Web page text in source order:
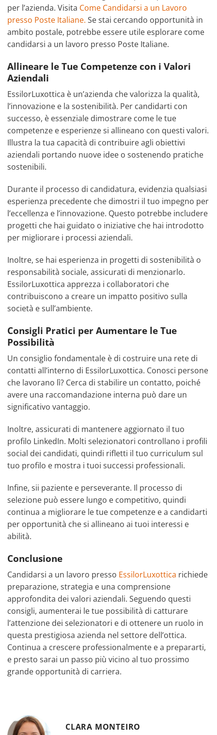
per l’azienda. Visita Come Candidarsi a un Lavoro
presso Poste Italiane. Se stai cercando opportunità in
ambito postale, potrebbe essere utile esplorare come
candidarsi a un lavoro presso Poste Italiane.
Allineare le Tue Competenze con i Valori
Aziendali
EssilorLuxottica è un’azienda che valorizza la qualità,
l’innovazione e la sostenibilità. Per candidarti con
successo, è essenziale dimostrare come le tue
competenze e esperienze si allineano con questi valori.
Illustra la tua capacità di contribuire agli obiettivi
aziendali portando nuove idee o sostenendo pratiche
sostenibili.
Durante il processo di candidatura, evidenzia qualsiasi
esperienza precedente che dimostri il tuo impegno per
l’eccellenza e l’innovazione. Questo potrebbe includere
progetti che hai guidato o iniziative che hai introdotto
per migliorare i processi aziendali.
Inoltre, se hai esperienza in progetti di sostenibilità o
responsabilità sociale, assicurati di menzionarlo.
EssilorLuxottica apprezza i collaboratori che
contribuiscono a creare un impatto positivo sulla
società e sull’ambiente.
Consigli Pratici per Aumentare le Tue
Possibilità
Un consiglio fondamentale è di costruire una rete di
contatti all’interno di EssilorLuxottica. Conosci persone
che lavorano lì? Cerca di stabilire un contatto, poiché
avere una raccomandazione interna può dare un
significativo vantaggio.
Inoltre, assicurati di mantenere aggiornato il tuo
profilo LinkedIn. Molti selezionatori controllano i profili
social dei candidati, quindi rifletti il tuo curriculum sul
tuo profilo e mostra i tuoi successi professionali.
Infine, sii paziente e perseverante. Il processo di
selezione può essere lungo e competitivo, quindi
continua a migliorare le tue competenze e a candidarti
per opportunità che si allineano ai tuoi interessi e
abilità.
Conclusione
Candidarsi a un lavoro presso EssilorLuxottica richiede
preparazione, strategia e una comprensione
approfondita dei valori aziendali. Seguendo questi
consigli, aumenterai le tue possibilità di catturare
l’attenzione dei selezionatori e di ottenere un ruolo in
questa prestigiosa azienda nel settore dell’ottica.
Continua a crescere professionalmente e a prepararti,
e presto sarai un passo più vicino al tuo prossimo
grande opportunità di carriera.
CLARA MONTEIRO